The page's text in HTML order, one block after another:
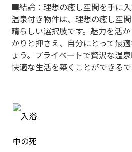
■結論：理想の癒し空間を手に
温泉付き物件は、理想の癒し空
晴らしい選択肢です。魅力を活
かりと押さえ、自分にとって最
ょう。プライベートで贅沢な温
快適な生活を築くことができるで